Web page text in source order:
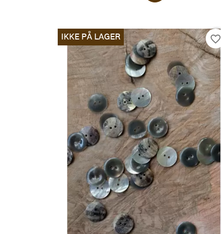
IKKE PÅ LAGER favorite_border